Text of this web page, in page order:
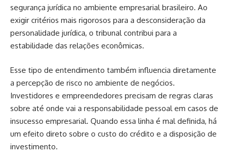
segurança jurídica no ambiente empresarial brasileiro. Ao
exigir critérios mais rigorosos para a desconsideração da
personalidade jurídica, o tribunal contribui para a
estabilidade das relações econômicas.
Esse tipo de entendimento também influencia diretamente
a percepção de risco no ambiente de negócios.
Investidores e empreendedores precisam de regras claras
sobre até onde vai a responsabilidade pessoal em casos de
insucesso empresarial. Quando essa linha é mal definida, há
um efeito direto sobre o custo do crédito e a disposição de
investimento.